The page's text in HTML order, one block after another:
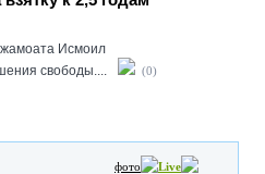
Исмоил
свободы....
(0)
фото Live